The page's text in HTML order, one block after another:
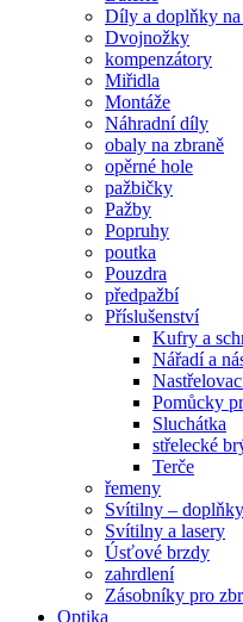
Díly a doplňky na
Dvojnožky
kompenzátory
Miřidla
Montáže
Náhradní díly
obaly na zbraně
opěrné hole
pažbičky
Pažby
Popruhy
poutka
Pouzdra
předpažbí
Příslušenství
Kufry a
Nářadí a
Pomůcky
Sluchátka
střelecké
Terče
řemeny
Svítilny – doplňky
Svítilny a lasery
Úsťové brzdy
zahrdlení
Zásobníky pro
Optika